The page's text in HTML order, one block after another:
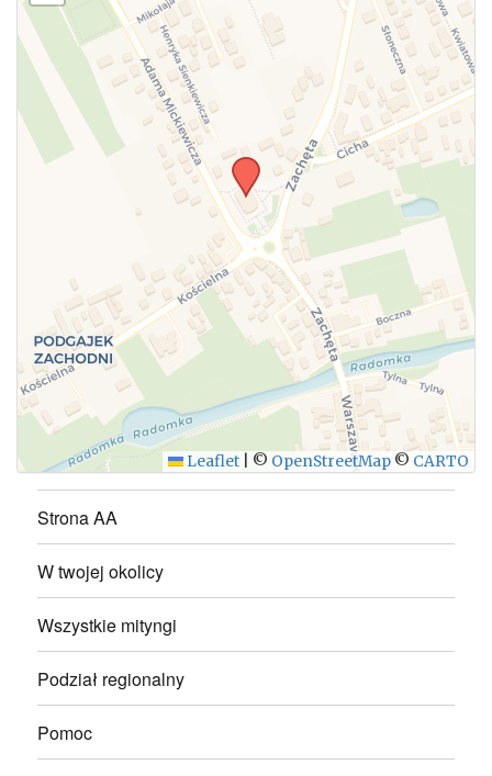
Leaflet © OpenStreetMap © CARTO
Strona AA
W twojej okolicy
Wszystkie mityngi
Podział regionalny
Pomoc